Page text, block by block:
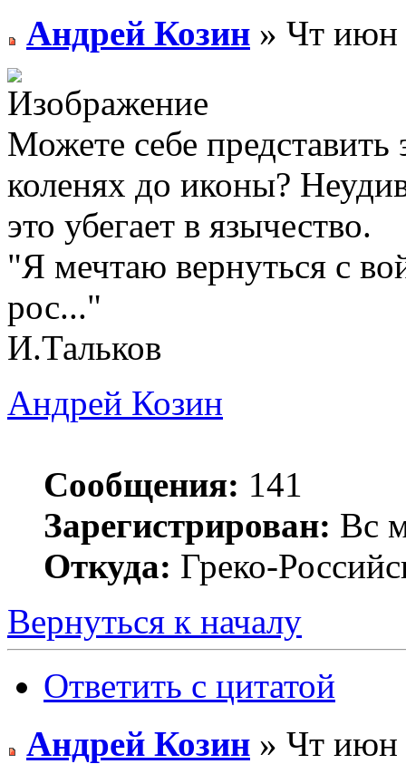
Андрей Козин » Чт июн
Можете себе
коленях до иконы?
это убегает в язычество.
"Я мечтаю вернуться с
рос..."
И.Тальков
Андрей Козин
Сообщения: 141
Зарегистрирован: Вс
Откуда: Греко-
Вернуться к началу
Ответить с цитатой
Андрей Козин » Чт июн